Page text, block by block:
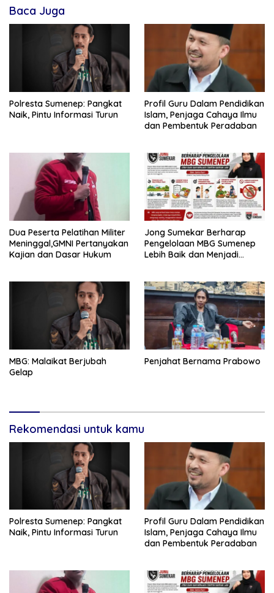
Baca Juga
Polresta Sumenep: Pangkat
Naik, Pintu Informasi Turun
Profil Guru Dalam Pendidikan
Islam, Penjaga Cahaya Ilmu
dan Pembentuk Peradaban
Dua Peserta Pelatihan Militer
Meninggal,GMNI Pertanyakan
Kajian dan Dasar Hukum
Jong Sumekar Berharap
Pengelolaan MBG Sumenep
Lebih Baik dan Menjadi
MBG: Malaikat Berjubah
Gelap
Penjahat Bernama Prabowo
Rekomendasi untuk kamu
Polresta Sumenep: Pangkat
Naik, Pintu Informasi Turun
Profil Guru Dalam Pendidikan
Islam, Penjaga Cahaya Ilmu
dan Pembentuk Peradaban